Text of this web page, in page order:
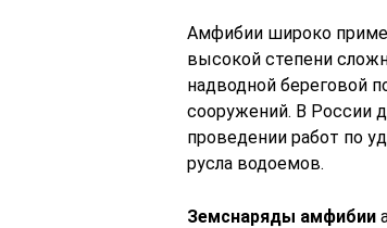
Амфибии широко
высокой степени
надводной береговой
сооружений. В России
проведении работ по
русла водоемов.
Земснаряды амфибии